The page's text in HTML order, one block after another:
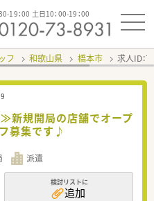
19：00 土日10：00-19：00
フ 和歌山県 橋本市 求人ID：
≫新規開局の店舗でオープ
募集です♪
派遣
検討リストに
追加